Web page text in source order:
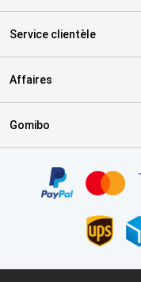
Service clientèle
Affaires
Gomibo